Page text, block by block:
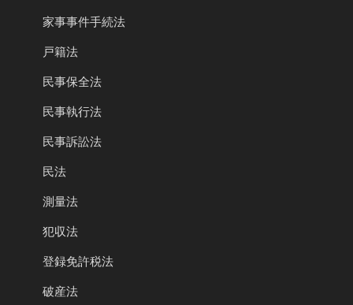
家事事件手続法
戸籍法
民事保全法
民事執行法
民事訴訟法
民法
測量法
犯収法
登録免許税法
破産法